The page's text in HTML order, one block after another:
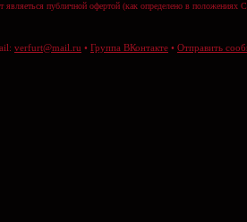
являеться публичной офертой (как определено в
verfurt@mail.ru • Группа ВКонтакте • Отправить